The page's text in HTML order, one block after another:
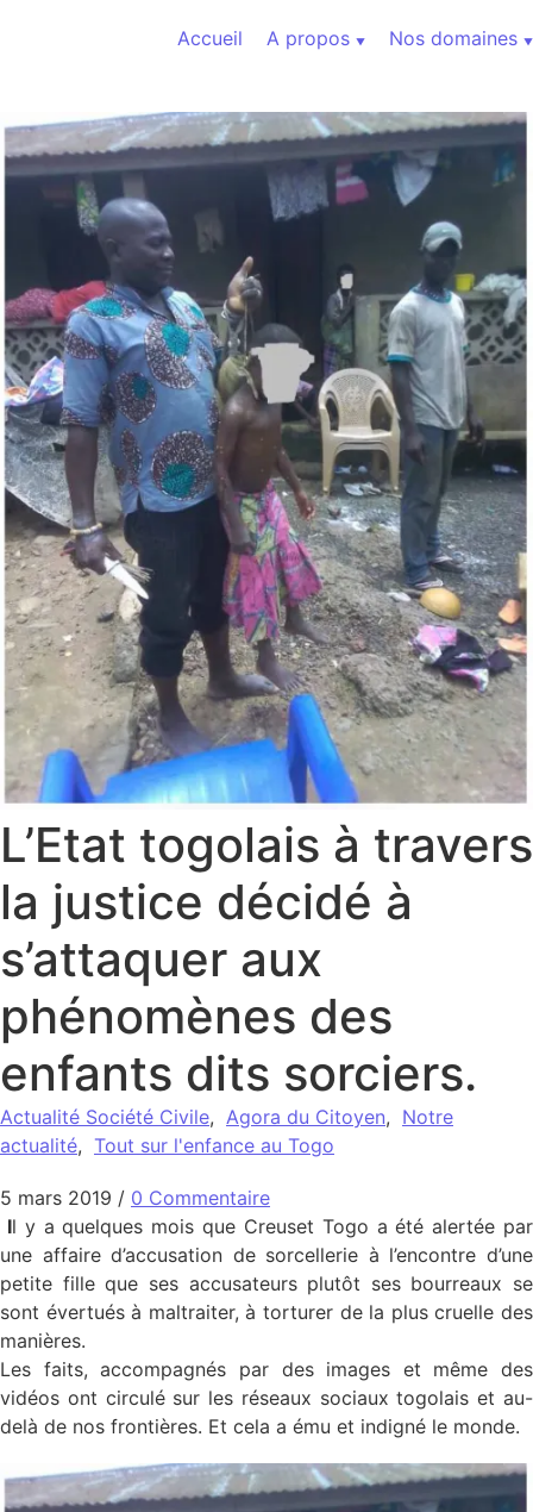
Accueil
A propos Nos domaines
L’Etat togolais à travers
la justice décidé à
s’attaquer aux
phénomènes des
enfants dits sorciers.
Actualité Société Civile, Agora du Citoyen, Notre
actualité, Tout sur l'enfance au Togo
5 mars 2019 / 0 Commentaire
Il y a quelques mois que Creuset Togo a été alertée par
une affaire d’accusation de sorcellerie à l’encontre d’une
petite fille que ses accusateurs plutôt ses bourreaux se
sont évertués à maltraiter, à torturer de la plus cruelle des
manières.
Les faits, accompagnés par des images et même des
vidéos ont circulé sur les réseaux sociaux togolais et au-
delà de nos frontières. Et cela a ému et indigné le monde.